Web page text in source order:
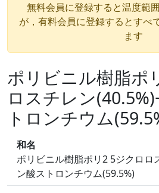
無料会員に登録すると温度範
が，有料会員に登録するとすべ
ます
ポリビニル樹脂ポ
ロスチレン
トロンチウム
和名
ポリビニル樹脂ポリ2 5ジクロロ
ン酸ストロンチウム(59.5%)